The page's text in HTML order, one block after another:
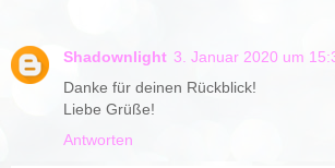
Shadownlight 3. Januar 2020 um
Danke für deinen Rückblick!
Liebe Grüße!
Antworten